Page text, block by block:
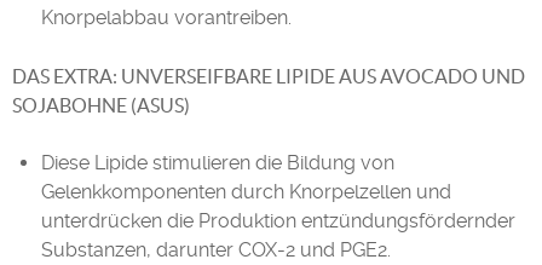
Knorpelabbau vorantreiben.
DAS EXTRA: UNVERSEIFBARE LIPIDE AUS AVOCADO UND
SOJABOHNE (ASUS)
Diese Lipide stimulieren die Bildung von
Gelenkkomponenten durch Knorpelzellen und
unterdrücken die Produktion entzündungsfördernder
Substanzen, darunter COX-2 und PGE2.